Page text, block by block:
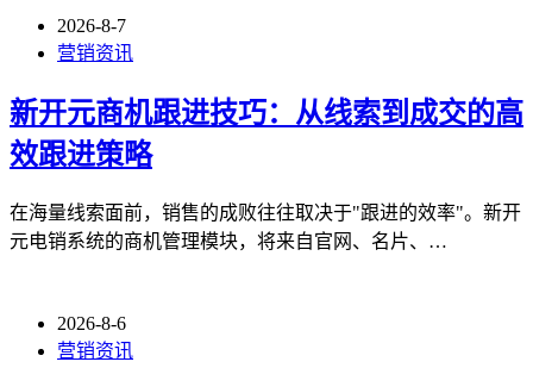
2026-8-7
营销资讯
新开元商机跟进技巧：从线索到成交的高
效跟进策略
在海量线索面前，销售的成败往往取决于"跟进的效率"。新开
元电销系统的商机管理模块，将来自官网、名片、…
2026-8-6
营销资讯